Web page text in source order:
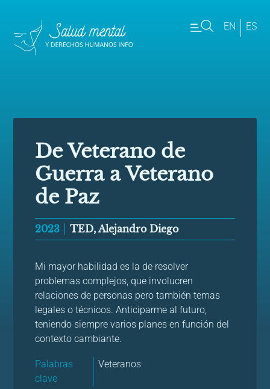
EN ES
De Veterano de
Guerra a Veterano
de Paz
2023 TED, Alejandro Diego
Mi mayor habilidad es la de resolver
problemas complejos, que involucren
relaciones de personas pero también temas
legales o técnicos. Anticiparme al futuro,
teniendo siempre varios planes en función del
contexto cambiante.
Palabras
clave
Veteranos